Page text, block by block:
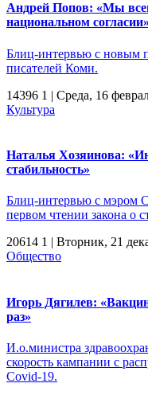
Андрей Попов: «Мы
национальном согласии»
Блиц-интервью с новым
писателей Коми.
14396 1 | Среда, 16
Культура
Наталья Хозяинова:
стабильность»
Блиц-интервью с мэром
первом чтении закона о
20614 1 | Вторник, 21
Общество
Игорь Дягилев:
раз»
И.о.министра
скорость кампании с
Covid-19.